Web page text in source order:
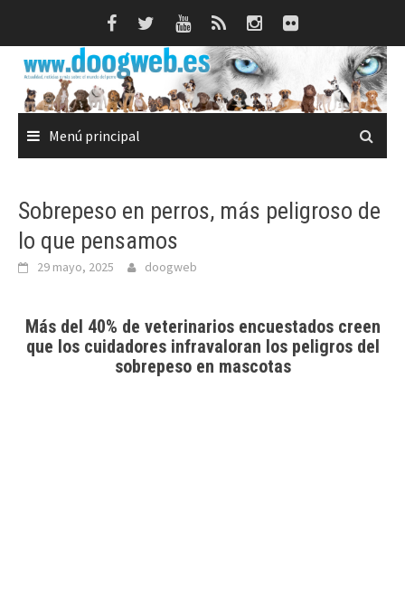
Menú principal
Sobrepeso en perros, más peligroso de
lo que pensamos
29 mayo, 2025 doogweb
Más del 40% de veterinarios encuestados creen
que los cuidadores infravaloran los peligros del
sobrepeso en mascotas